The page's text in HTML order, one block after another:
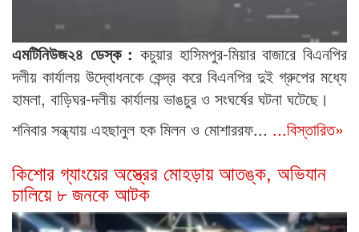
এমটিনিউজ২৪ ডেস্ক : কচুয়ার হাসিমপুর-মিয়ার বাজারে বিএনপির
দলীয় কার্যালয় উদ্বোধনকে কেন্দ্র করে বিএনপির দুই গ্রুপের মধ্যে
হামলা, বাড়িঘর-দলীয় কার্যালয় ভাঙচুর ও সংঘর্ষের ঘটনা ঘটেছে।
শনিবার সন্ধ্যায় এহছানুল হক মিলন ও মোশাররফ... ...বিস্তারিত»
কিশোর গ্যাংয়ের অস্ত্রের মোহড়ায় আতঙ্ক, অভিযান
চালিয়ে ৮ জনকে আটক